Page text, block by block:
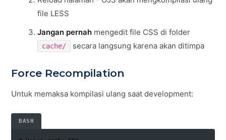
file LESS
Jangan pernah mengedit file CSS di folder
cache/ secara langsung karena akan ditimpa
Force Recompilation
Untuk memaksa kompilasi ulang saat development:
BASH